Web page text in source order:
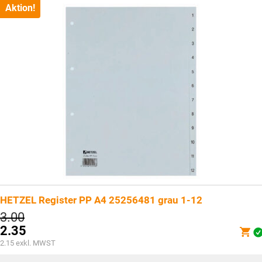
CHF4.85.
Aktion!
HETZEL Register PP A4 25256481 grau 1-12
3.00Ursprünglicher
Preis
war:
CHF3.00
2.35
Aktueller
2.15 exkl. MWST